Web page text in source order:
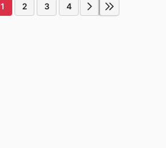
1 2 3 4